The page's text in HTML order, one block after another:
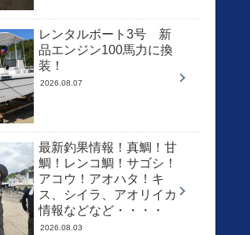
レンタルボート3号 新
品エンジン100馬力に換
装！
2026.08.07
最新釣果情報！真鯛！甘
鯛！レンコ鯛！サゴシ！
アコウ！アオハタ！キ
ス、シイラ、アオリイカ
情報などなど・・・・
2026.08.03